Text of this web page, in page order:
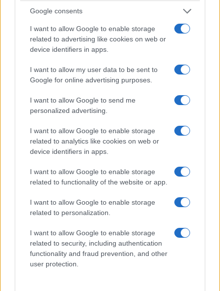
Google consents
I want to allow Google to enable storage
related to advertising like cookies on web or
device identifiers in apps.
I want to allow my user data to be sent to
Google for online advertising purposes.
I want to allow Google to send me
personalized advertising.
I want to allow Google to enable storage
related to analytics like cookies on web or
device identifiers in apps.
I want to allow Google to enable storage
related to functionality of the website or app.
I want to allow Google to enable storage
related to personalization.
I want to allow Google to enable storage
related to security, including authentication
functionality and fraud prevention, and other
user protection.